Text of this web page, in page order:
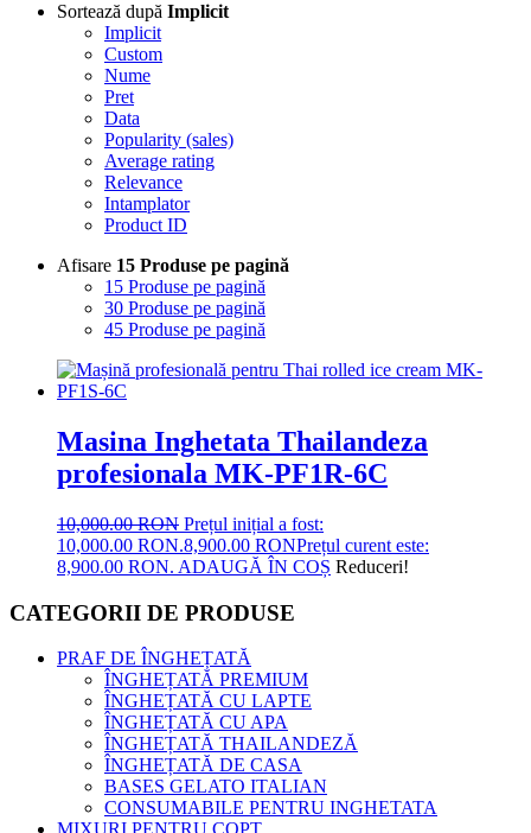
Sortează după Implicit
Implicit
Custom
Nume
Pret
Data
Popularity (sales)
Average rating
Relevance
Intamplator
Product ID
Afisare 15 Produse pe pagină
15 Produse pe pagină
30 Produse pe pagină
45 Produse pe pagină
Masina Inghetata Thailandeza
profesionala MK-PF1R-6C
10,000.00RON Prețul inițial a fost:
10,000.00 RON.8,900.00 RONPrețul curent este:
8,900.00 RON. ADAUGĂ ÎN COȘ Reduceri!
CATEGORII DE PRODUSE
PRAF DE ÎNGHEȚATĂ
ÎNGHEȚATĂ PREMIUM
ÎNGHEȚATĂ CU LAPTE
ÎNGHEȚATĂ CU APA
ÎNGHEȚATĂ THAILANDEZĂ
ÎNGHEȚATĂ DE CASA
BASES GELATO ITALIAN
CONSUMABILE PENTRU INGHETATA